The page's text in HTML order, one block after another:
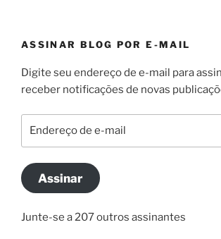
ASSINAR BLOG POR E-MAIL
Digite seu endereço de e-mail para
receber notificações de novas
mailAssinar
Junte-se a 207 outros assinantes